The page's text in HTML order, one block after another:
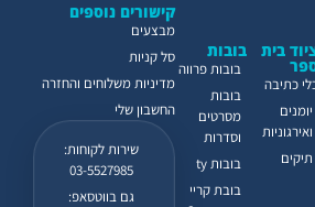
קישורים נוספים
מבצעים
סל קניות
מדיניות משלוחים והחזרה
החשבון שלי
שירות לקוחות:
03-5527985
גם בווטסאפ:
בית
כתיבה
יומנים
ואירגוניות
תיקים
בובות
בובות פרווה
בובות
מסרטים
וסדרות
בובות ty
בובת קריי